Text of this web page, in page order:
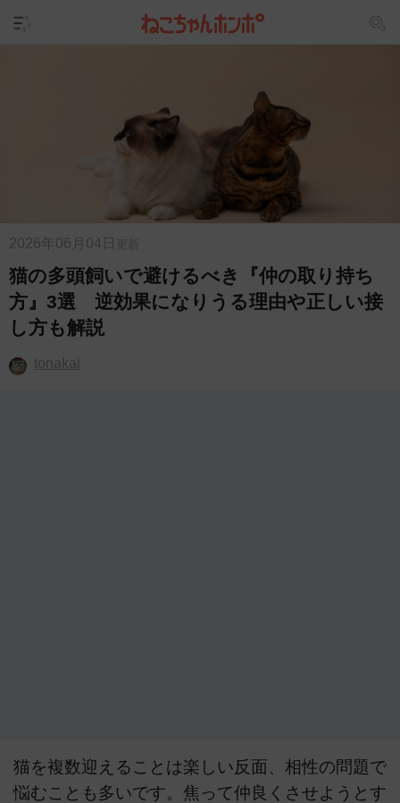
2026年06月04日 更新
猫の多頭飼いで避けるべき『仲の取り持ち
方』3選 逆効果になりうる理由や正しい接
し方も解説
tonakai
猫を複数迎えることは楽しい反面、相性の問題で
悩むことも多いです。焦って仲良くさせようとす